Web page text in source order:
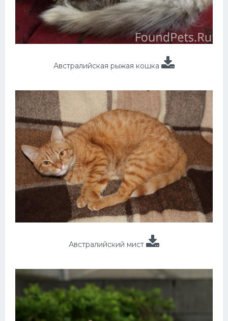
Австралийская рыжая кошка
Австралийский мист